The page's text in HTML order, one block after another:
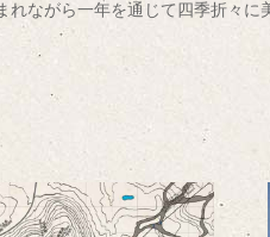
ながら一年を通じて四季折々に